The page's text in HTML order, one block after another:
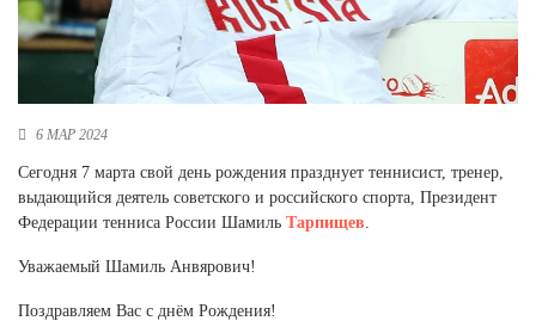
Новосибирская область (3)
Омская область (5)
Республика Башкортостан (3)
Республика Крым (1)
Ростовская область (2)
Самарская область (1)
Саратовская область (1)
Свердловская область (5)
6 МАР 2024
Сегодня 7 марта свой день рождения празднует теннисист, тренер,
выдающийся деятель советского и российского спорта, Президент
Федерации тенниса России Шамиль Тарпищев
Уважаемый Шамиль Анвярович!
Поздравляем Вас с днём Рождения!